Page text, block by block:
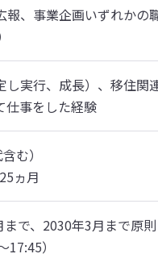
、事業企画いずれかの
実行、成長）、移住関
仕事をした経験
む）
ヵ月
で、2030年3月まで原則
）